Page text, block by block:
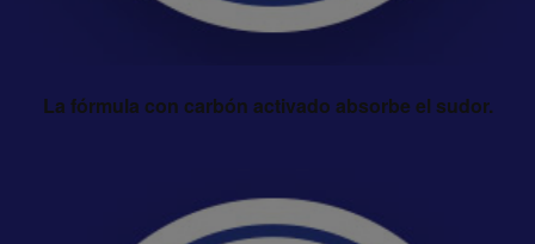
La fórmula con carbón activado absorbe el sudor.